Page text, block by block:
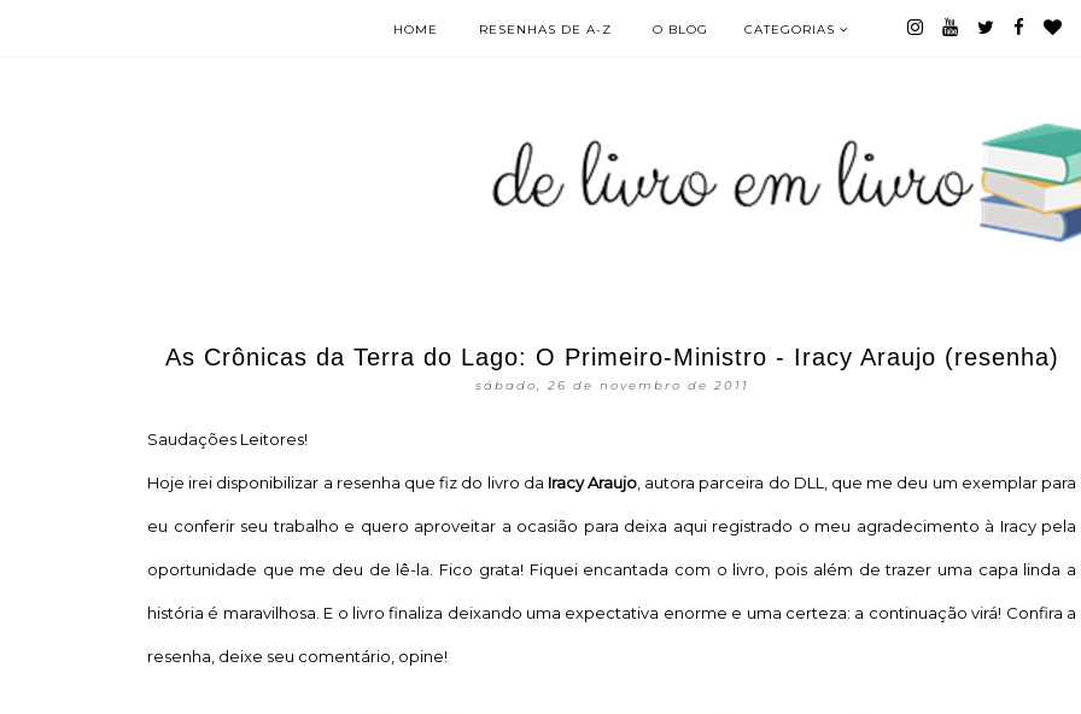
HOME RESENHAS DE A-Z O BLOG CATEGORIAS
As Crônicas da Terra do Lago: O Primeiro-Ministro - Iracy Araujo (resenha)
sábado, 26 de novembro de 2011
Saudações Leitores!
Hoje irei disponibilizar a resenha que fiz do livro da Iracy Araujo, autora parceira do DLL, que me deu um exemplar para
eu conferir seu trabalho e quero aproveitar a ocasião para deixa aqui registrado o meu agradecimento à Iracy pela
oportunidade que me deu de lê-la. Fico grata! Fiquei encantada com o livro, pois além de trazer uma capa linda a
história é maravilhosa. E o livro finaliza deixando uma expectativa enorme e uma certeza: a continuação virá! Confira a
resenha, deixe seu comentário, opine!